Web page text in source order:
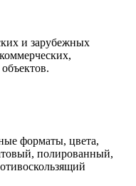
и зарубежных
форматы, цвета,
полированный,